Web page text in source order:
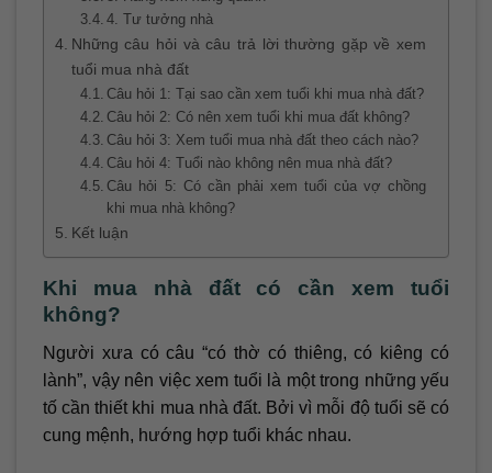
4. Tư tưởng nhà
Những câu hỏi và câu trả lời thường gặp về xem
tuổi mua nhà đất
Câu hỏi 1: Tại sao cần xem tuổi khi mua nhà đất?
Câu hỏi 2: Có nên xem tuổi khi mua đất không?
Câu hỏi 3: Xem tuổi mua nhà đất theo cách nào?
Câu hỏi 4: Tuổi nào không nên mua nhà đất?
Câu hỏi 5: Có cần phải xem tuổi của vợ chồng
khi mua nhà không?
Kết luận
Khi mua nhà đất có cần xem tuổi
không?
Người xưa có câu “có thờ có thiêng, có kiêng có
lành”, vậy nên việc xem tuổi là một trong những yếu
tố cần thiết khi mua nhà đất. Bởi vì mỗi độ tuổi sẽ có
cung mệnh, hướng hợp tuổi khác nhau.